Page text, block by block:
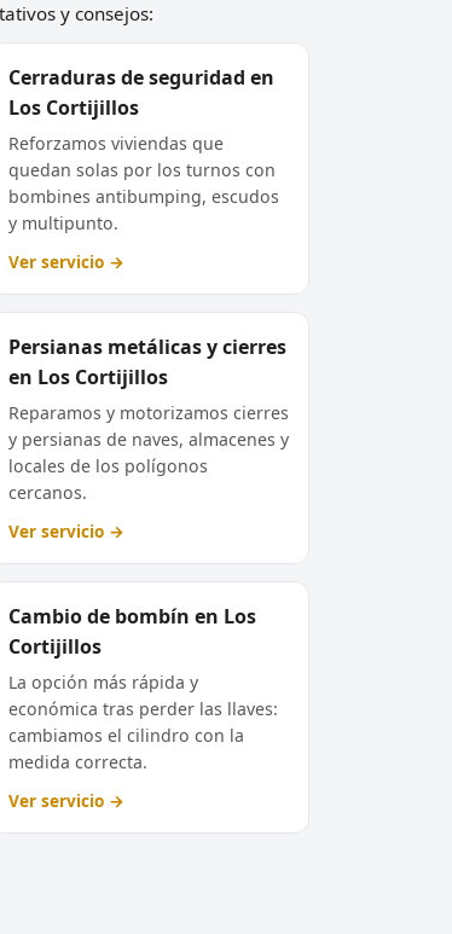
y consejos:
Cerraduras de seguridad en
Los Cortijillos
Reforzamos viviendas que
quedan solas por los turnos con
bombines antibumping, escudos
y multipunto.
Ver servicio →
Persianas metálicas y cierres
en Los Cortijillos
Reparamos y motorizamos cierres
y persianas de naves, almacenes y
locales de los polígonos
cercanos.
Ver servicio →
Cambio de bombín en Los
Cortijillos
La opción más rápida y
económica tras perder las llaves:
cambiamos el cilindro con la
medida correcta.
Ver servicio →